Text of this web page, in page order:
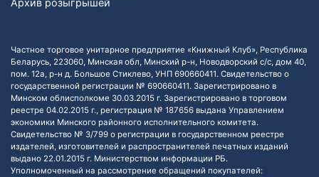
Архив розыгрышей
Частное торговое унитарное предприятие «Книжный Клуб», Республика
Беларусь, 223060, Минская обл, Минский р-н, Новодворский с/с, дом 40,
пом. 12а, р-н д. Большое Стиклево, УНП 690660411. Свидетельство о
государственной регистрации № 690660411. Зарегистрировано в
Минском облисполкоме 30.03.2015 г. Зарегистрировано в торговом
реестре 04.02.2015 г., регистрация № 187656 выдана Управлением
экономики Минского районного исполнительного комитета.
Свидетельство № 3/799 о регистрации в государственном реестре
издателей, изготовителей и распространителей печатных изданий
выдано 22.01.2015 г. Министерством информации РБ.
Уполномоченный на рассмотрение обращений покупателей: